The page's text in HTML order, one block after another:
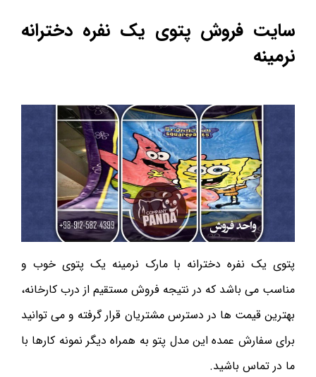
سایت فروش پتوی یک نفره دخترانه
نرمینه
پتوی یک نفره دخترانه با مارک نرمینه یک پتوی خوب و
مناسب می باشد که در نتیجه فروش مستقیم از درب کارخانه،
بهترین قیمت ها در دسترس مشتریان قرار گرفته و می توانید
برای سفارش عمده این مدل پتو به همراه دیگر نمونه کارها با
ما در تماس باشید.